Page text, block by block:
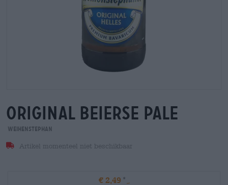
original Beierse Pale
Weihenstephan
Artikel momenteel niet beschikbaar
€ 2,49